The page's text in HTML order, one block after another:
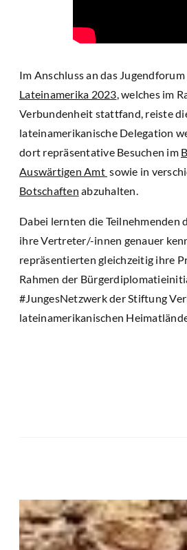
Im Anschluss an das Jugendforum
Lateinamerika 2023, welches im
Verbundenheit stattfand, reiste
lateinamerikanische Delegation
dort repräsentative Besuchen im
Auswärtigen Amt sowie in
Botschaften abzuhalten.
Dabei lernten die
ihre Vertreter/-innen genauer
repräsentierten gleichzeitig ihre
Rahmen der
#JungesNetzwerk der Stiftung
lateinamerikanischen